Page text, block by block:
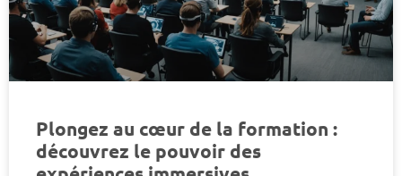
Plongez au cœur de la formation :
découvrez le pouvoir des